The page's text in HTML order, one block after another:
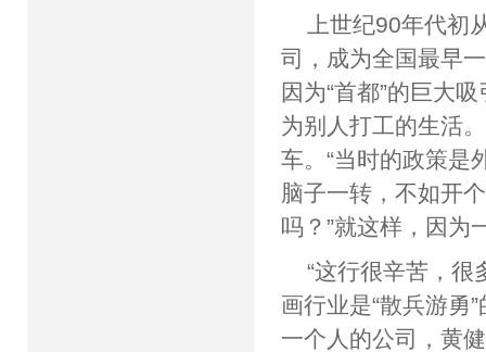
上世纪90年代
司，成为全国最早
因为“首都”的巨大
为别人打工的生活
车。“当时的政策是
脑子一转，不如开
吗？”就这样，因为
“这行很辛苦，很
画行业是“散兵游勇
一个人的公司，黄